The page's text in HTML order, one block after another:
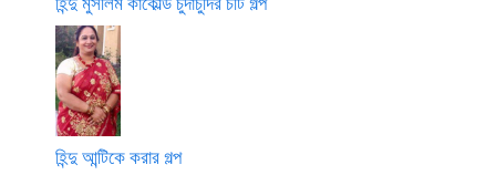
হিন্দু আন্টিকে করার গল্প